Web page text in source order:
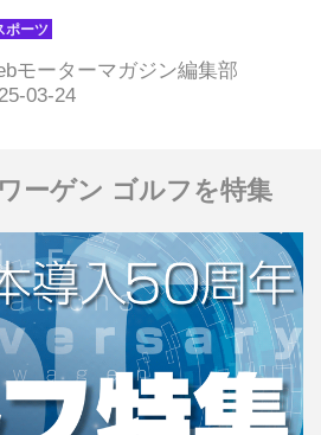
のオスカー・ピアストリが優
にもランド・ノリスが入り、
レンが1-2フィニッシュを達
モーターマガジン編集部
ーゲン ゴルフを特集